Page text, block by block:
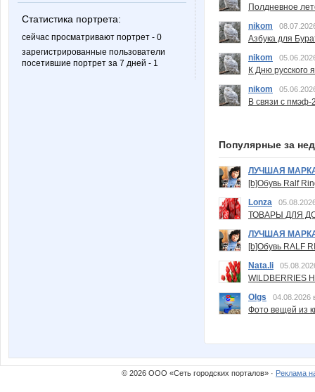
Статистика портрета:
сейчас просматривают портрет - 0
зарегистрированные пользователи
посетившие портрет за 7 дней - 1
Полдневное
nikom
Азбука для
nikom
К Дню русского
nikom
В связи с пмэф-
Популярные за
ЛУЧШАЯ
[b]Обувь Ralf
Lonza
ТОВАРЫ ДЛЯ
ЛУЧШАЯ
[b]Обувь RALF
Nata.li
Olgs
04.08.2026
Фото вещей из
© 2026 ООО «Сеть городских порталов» · Реклама